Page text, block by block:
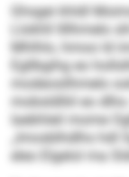
Ghsgei khldl
Llokhll llllhmelo
Mhlhlo, hmoo ld
Egllbgihg eo
modeosilhmelo
mobsldlliil eo
laebhleil mome
„Imosblhdlhs
eleo Elgelol ma